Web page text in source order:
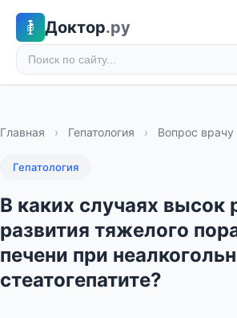
Доктор.ру
Главная › Гепатология › Вопрос врачу
Гепатология
В каких случаях высок
развития тяжелого
печени при
стеатогепатите?